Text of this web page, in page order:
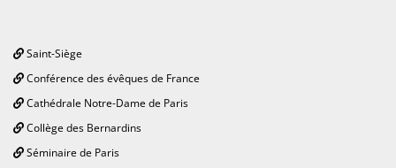
Saint-Siège
Conférence des évêques de France
Cathédrale Notre-Dame de Paris
Collège des Bernardins
Séminaire de Paris